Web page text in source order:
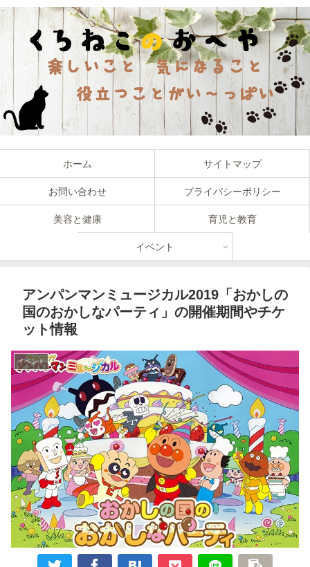
ホーム サイトマップ
お問い合わせ プライバシーポリシー
美容と健康 育児と教育
イベント
アンパンマンミュージカル2019「おかしの
国のおかしなパーティ」の開催期間やチケ
ット情報
イベント